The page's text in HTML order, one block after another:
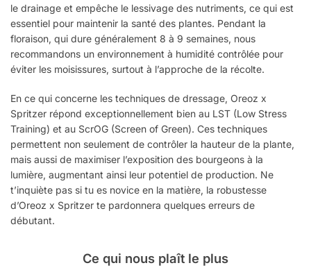
le drainage et empêche le lessivage des nutriments, ce qui est
essentiel pour maintenir la santé des plantes. Pendant la
floraison, qui dure généralement 8 à 9 semaines, nous
recommandons un environnement à humidité contrôlée pour
éviter les moisissures, surtout à l’approche de la récolte.
En ce qui concerne les techniques de dressage, Oreoz x
Spritzer répond exceptionnellement bien au LST (Low Stress
Training) et au ScrOG (Screen of Green). Ces techniques
permettent non seulement de contrôler la hauteur de la plante,
mais aussi de maximiser l’exposition des bourgeons à la
lumière, augmentant ainsi leur potentiel de production. Ne
t’inquiète pas si tu es novice en la matière, la robustesse
d’Oreoz x Spritzer te pardonnera quelques erreurs de
débutant.
Ce qui nous plaît le plus